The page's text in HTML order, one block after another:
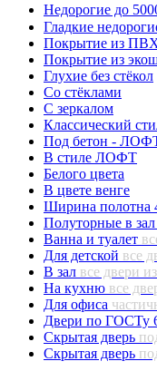
Недорогие до
Гладкие
Покрытие из
Покрытие из
Глухие без стёкол
Со стёклами
С зеркалом
Классический
Под бетон -
В стиле ЛОФТ
Белого цвета
В цвете венге
Ширина полотна
Полуторные в
Ванна и туалет
Для детской все
В зал все двери
На кухню все
Для офиса
Двери по ГОСТу
Скрытая дверь
Скрытая дверь